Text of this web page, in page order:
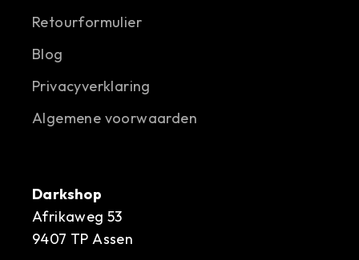
Retourformulier
Blog
Privacyverklaring
Algemene voorwaarden
Darkshop
Afrikaweg 53
9407 TP Assen